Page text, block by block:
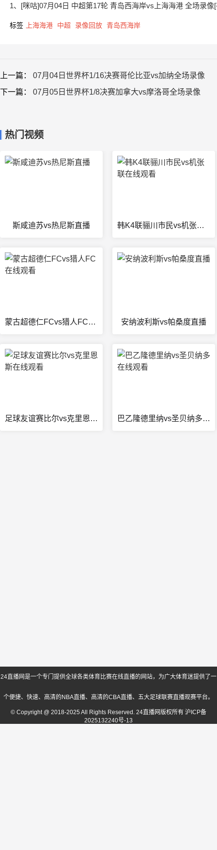
1、[咪咕]07月04日 中超第17轮 青岛西海岸vs上海海港 全场录像
标签 上海海港 中超 录像回放 青岛西海岸
上一篇： 07月04日世界杯1/16决赛哥伦比亚vs加纳全场录像
下一篇： 07月05日世界杯1/8决赛加拿大vs摩洛哥全场录像
热门视频
斯咸迪苏vs热尼斯直播 韩K4联骊川市民vs机张联在线观看
蒙古超德仁FCvs猎人FC在线观看 安纳波利斯vs帕桑度直播
足球友谊赛比尔vs克里恩斯在线观看 巴乙隆德里纳vs圣贝纳多在线观看
24直播网是一个专门提供全球各类体育比赛在线直播的网站，为广大体育迷提供了一
个便捷、快速、高清的NBA直播、高清的CBA直播、五大足球联赛直播观赛平台。
© Copyright @ 2018-2025 All Rights Reserved. 24直播网版权所有 沪ICP备
2025132240号-13